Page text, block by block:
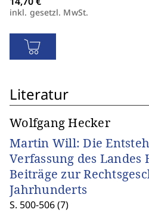
inkl. gesetzl. MwSt.
Literatur
Wolfgang Hecker
Martin Will: Die
Verfassung des Landes
Beiträge zur
Jahrhunderts
S. 500-506 (7)